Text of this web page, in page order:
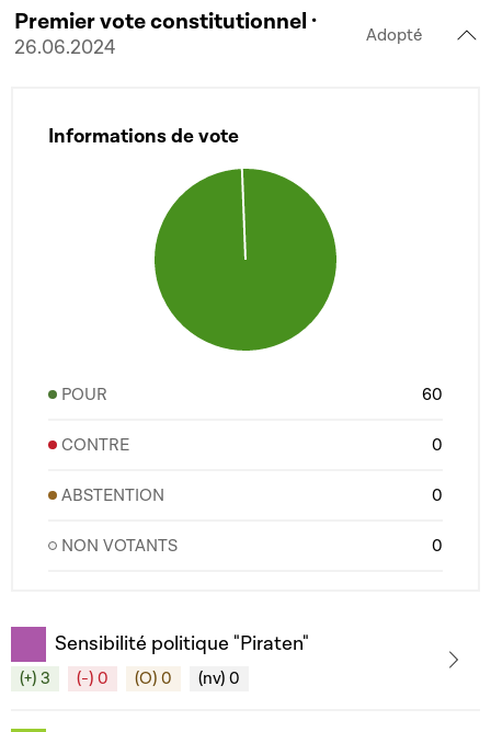
Premier vote constitutionnel ·
26.06.2024
Adopté
Informations de vote
POUR 60
CONTRE 0
ABSTENTION 0
NON VOTANTS 0
Sensibilité politique "Piraten"
(+) 3 (-) 0 (O) 0 (nv) 0